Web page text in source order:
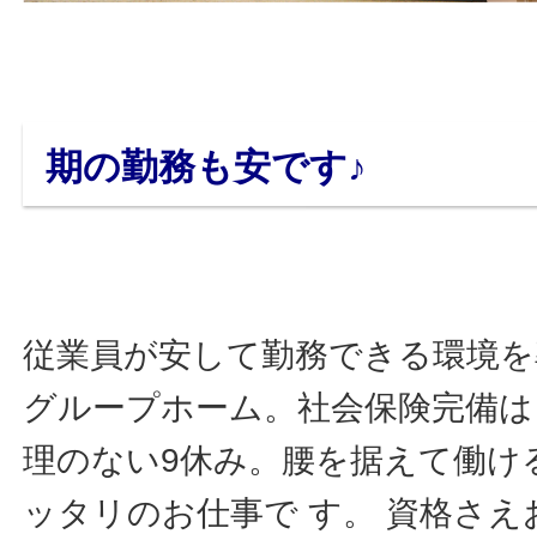
期の勤務も安です♪
従業員が安して勤務できる環境
グループホーム。社会保険完備
理のない9休み。腰を据えて働
ッタリのお仕事で す。 資格さ